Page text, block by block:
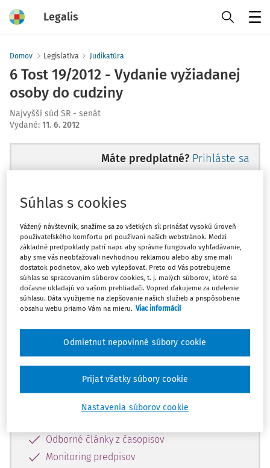
Legalis
Domov Legislatíva Judikatúra
6 Tost 19/2012 - Vydanie vyžiadanej
osoby do cudziny
Najvyšší súd SR - senát
Vydané: 11. 6. 2012
Máte predplatné? Prihláste sa
Ups, zatiaľ ste si prečítali len
začiatok...
Celý odborný obsah z tejto oblasti je
dostupný predplatiteľom portálu.
Odomknite si prístup k odbornému
obsahu a získajte prístup na 10 dní
zdarma, stačí sa len zaregistrovať.
Vďaka registrácii získate prístup aj k
vybranému obsahu:
Odborné články z časopisov
Monitoring predpisov
Súhlas s cookies
Vážený návštevník, snažíme sa zo všetkých síl prinášať vysokú úroveň
používateľského komfortu pri používaní našich webstránok. Medzi
základné predpoklady patrí napr. aby správne fungovalo vyhľadávanie,
aby sme vás neobťažovali nevhodnou reklamou alebo aby sme mali
dostatok podnetov, ako web vylepšovať. Preto od Vás potrebujeme
súhlas so spracovaním súborov cookies, t. j. malých súborov, ktoré sa
dočasne ukladajú vo vašom prehliadači. Vopred ďakujeme za udelenie
súhlasu. Dáta využijeme na zlepšovanie našich služieb a prispôsobenie
obsahu webu priamo Vám na mieru. Viac informácií
Nastavenia súborov cookie
Odmietnut nepovinné súbory cookie
Prijať všetky súbory cookie